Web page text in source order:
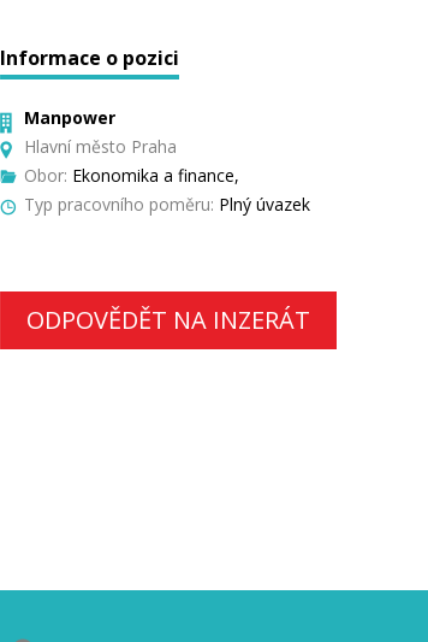
Informace o pozici
Manpower
Hlavní město Praha
Obor: Ekonomika a finance,
Typ pracovního poměru: Plný úvazek
ODPOVĚDĚT NA INZERÁT